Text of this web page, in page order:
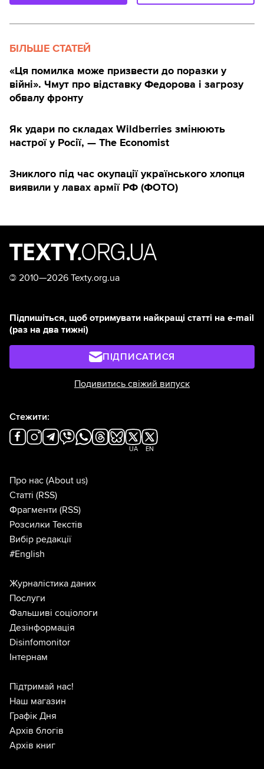
БІЛЬШЕ СТАТЕЙ
«Ця помилка може призвести до поразки у
війні». Чмут про відставку Федорова і загрозу
обвалу фронту
Як удари по складах Wildberries змінюють
настрої у Росії, — The Economist
Зниклого під час окупації українського хлопця
виявили у лавах армії РФ (ФОТО)
© 2010—2026 Texty.org.ua
Підпишіться, щоб отримувати найкращі статті на e-mail
(раз на два тижні)
ПІДПИСАТИСЯ
Подивитись свіжий випуск
Стежити:
UA EN
Про нас (About us)
Статті (RSS)
Фрагменти (RSS)
Розсилки Текстів
Вибір редакції
#English
Журналістика даних
Послуги
Фальшиві соціологи
Дезінформація
Disinfomonitor
Інтернам
Підтримай нас!
Наш магазин
Графік Дня
Архів блогів
Архів книг